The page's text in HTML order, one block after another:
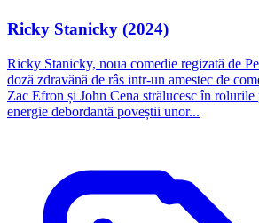
Ricky Stanicky (2024)
Ricky Stanicky, noua comedie regizată de
doză zdravănă de râs intr-un amestec de
Zac Efron și John Cena strălucesc în rolurile
energie debordantă poveștii unor...